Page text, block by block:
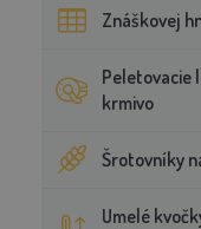
Znáškovej
Peletovacie
krmivo
Šrotovníky
Umelé